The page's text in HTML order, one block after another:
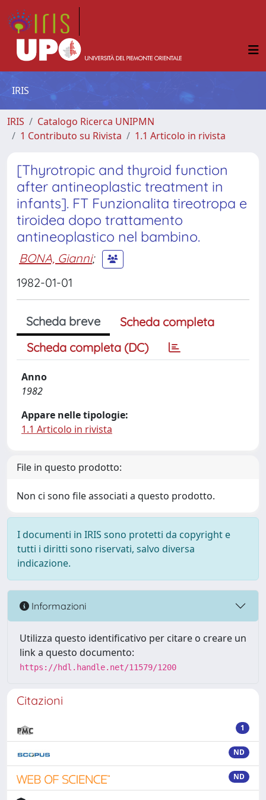
IRIS
IRIS
Catalogo Ricerca UNIPMN
1 Contributo su Rivista
1.1 Articolo in rivista
[Thyrotropic and thyroid function
after antineoplastic treatment in
infants]. FT Funzionalita tireotropa e
tiroidea dopo trattamento
antineoplastico nel bambino.
BONA, Gianni;
1982-01-01
Scheda breve
Scheda completa
Scheda completa (DC)
Anno
1982
Appare nelle tipologie:
1.1 Articolo in rivista
File in questo prodotto:
Non ci sono file associati a questo prodotto.
I documenti in IRIS sono protetti da copyright e
tutti i diritti sono riservati, salvo diversa
indicazione.
Informazioni
Utilizza questo identificativo per citare o creare un
link a questo documento:
https://hdl.handle.net/11579/1200
Citazioni
1
ND
ND